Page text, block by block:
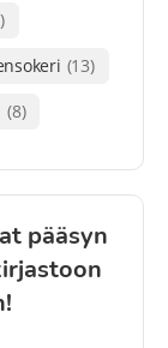
(13)
(8)
pääsyn